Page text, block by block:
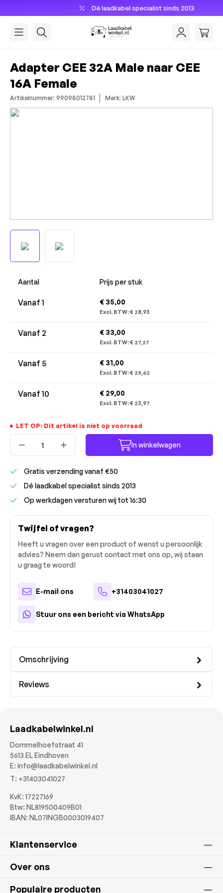
Dé laadkabel specialist sinds 2013
Adapter CEE 32A Male naar CEE
16A Female
Artikelnummer: 99098012781 Merk: LKW
Afbeeldingengalerij overslaan
Aantal Prijs per stuk
Vanaf1 € 35,00
Excl. BTW:€ 28,93
Vanaf 2 € 33,00
Excl. BTW:€ 27,27
Vanaf 5 € 31,00
Excl. BTW:€ 25,62
Vanaf10 € 29,00
Excl. BTW:€ 23,97
LET OP: Dit artikel is niet op voorraad
Producthoeveelheid: Voer de
In winkelwagen
Gratis verzending vanaf €50
Dé laadkabel specialist sinds 2013
Op werkdagen versturen wij tot 16:30
Twijfel of vragen?
Heeft u vragen over een product of wenst u persoonlijk
advies? Neem dan gerust contact met ons op, wij staan
u graag te woord!
E-mail ons +31403041027
Stuur ons een bericht via WhatsApp
Omschrijving
Reviews
Laadkabelwinkel.nl
Dommelhoefstraat 41
5613 EL Eindhoven
E: info@laadkabelwinkel.nl
T: +31403041027
KvK: 17227169
Btw: NL819500409B01
IBAN: NL07INGB0003019407
Klantenservice
Over ons
Populaire producten